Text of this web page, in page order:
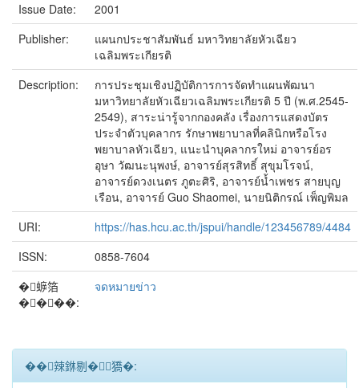
Issue Date:
2001
Publisher:
แผนกประชาสัมพันธ์ มหาวิทยาลัยหัวเฉียว
เฉลิมพระเกียรติ
Description:
การประชุมเชิงปฏิบัติการการจัดทำแผนพัฒนา
มหาวิทยาลัยหัวเฉียวเฉลิมพระเกียรติ 5 ปี (พ.ศ.2545-
2549), สาระน่ารู้จากกองคลัง เรื่องการแสดงบัตร
ประจำตัวบุคลากร รักษาพยาบาลที่คลินิกหรือโรง
พยาบาลหัวเฉียว, แนะนำบุคลากรใหม่ อาจารย์อร
อุษา วัฒนะนุพงษ์, อาจารย์สุรสิทธิ์ สุขุมโรจน์,
อาจารย์ดวงเนตร ภูตะศิริ, อาจารย์น้ำเพชร สายบุญ
เรือน, อาจารย์ Guo Shaomei, นายนิติกรณ์ เพ็ญพิมล
URI:
https://has.hcu.ac.th/jspui/handle/123456789/4484
ISSN:
0858-7604
�蝷箔
����:
จดหมายข่าว
��辣銝剔�﹝獢�: